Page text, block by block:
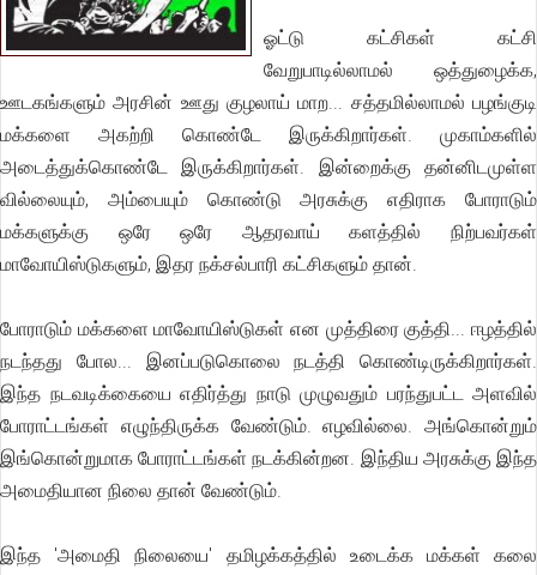
ஓட்டு கட்சிகள் கட்சி
வேறுபாடில்லாமல் ஒத்துழைக்க,
ஊடகங்களும் அரசின் ஊது குழலாய் மாற... சத்தமில்லாமல் பழங்குடி
மக்களை அகற்றி கொண்டே இருக்கிறார்கள். முகாம்களில்
அடைத்துக்கொண்டே இருக்கிறார்கள். இன்றைக்கு தன்னிடமுள்ள
வில்லையும், அம்பையும் கொண்டு அரசுக்கு எதிராக போராடும்
மக்களுக்கு ஒரே ஒரே ஆதரவாய் களத்தில் நிற்பவர்கள்
மாவோயிஸ்டுகளும், இதர நக்சல்பாரி கட்சிகளும் தான்.
போராடும் மக்களை மாவோயிஸ்டுகள் என முத்திரை குத்தி... ஈழத்தில்
நடந்தது போல... இனப்படுகொலை நடத்தி கொண்டிருக்கிறார்கள்.
இந்த நடவடிக்கையை எதிர்த்து நாடு முழுவதும் பரந்துபட்ட அளவில்
போராட்டங்கள் எழுந்திருக்க வேண்டும். எழவில்லை. அங்கொன்றும்
இங்கொன்றுமாக போராட்டங்கள் நடக்கின்றன. இந்திய அரசுக்கு இந்த
அமைதியான நிலை தான் வேண்டும்.
இந்த 'அமைதி நிலையை' தமிழக்கத்தில் உடைக்க மக்கள் கலை